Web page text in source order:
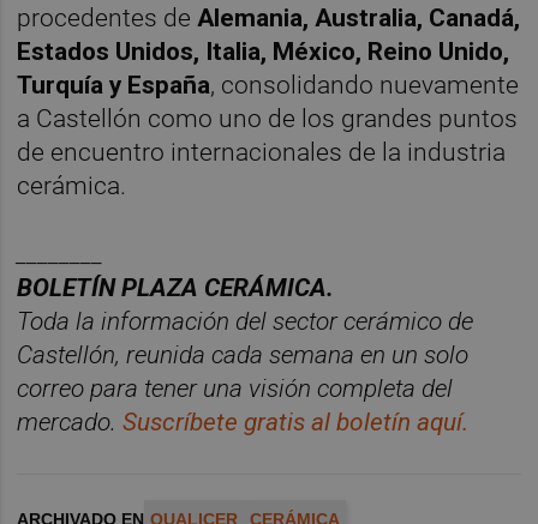
procedentes deAlemania, Australia, Canadá,
Estados Unidos, Italia, México, Reino Unido,
Turquía y España, consolidando nuevamente
a Castellón como uno de los grandes puntos
de encuentro internacionales de la industria
cerámica.
BOLETÍN PLAZA CERÁMICA.
Toda la información del sector cerámico de
Castellón, reunida cada semana en un solo
correo para tener una visión completa del
mercado. Suscríbete gratis al boletín aquí.
ARCHIVADO EN QUALICER CERÁMICA